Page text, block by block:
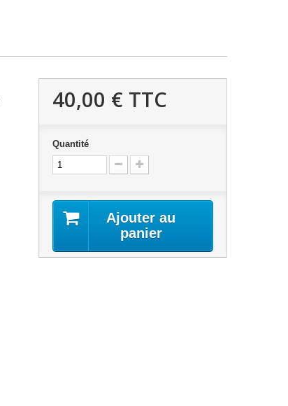
40,00 € TTC
Quantité
Ajouter au
panier